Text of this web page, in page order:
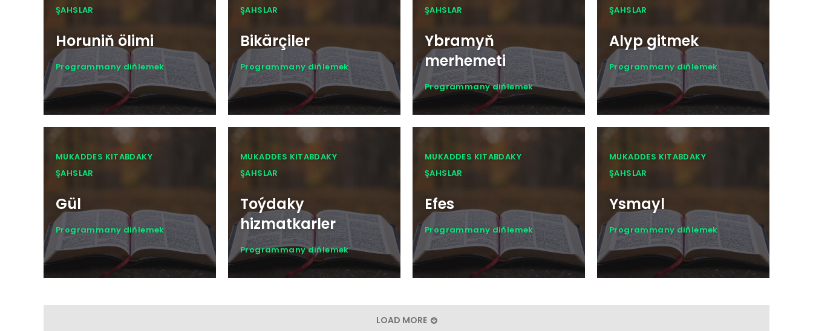
ŞAHSLAR
Horuniň ölimi
Programmany diňlemek
ŞAHSLAR
Bikärçiler
Programmany diňlemek
ŞAHSLAR
Ybramyň
merhemeti
Programmany diňlemek
ŞAHSLAR
Alyp gitmek
Programmany diňlemek
MUKADDES KITABDAKY
ŞAHSLAR
Gül
Programmany diňlemek
MUKADDES KITABDAKY
ŞAHSLAR
Toýdaky
hizmatkarler
Programmany diňlemek
MUKADDES KITABDAKY
ŞAHSLAR
Efes
Programmany diňlemek
MUKADDES KITABDAKY
ŞAHSLAR
Ysmayl
Programmany diňlemek
LOAD MORE